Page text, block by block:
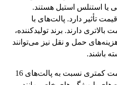
یا استنلس استیل هستند.
تأثیر دارد. پالت‌های با
دارند. برند تولیدکننده،
حمل و نقل نیز می‌توانند
باشند.
پالت‌های 12 عددی معمولاً قیمت کمتری نسبت به پالت‌های 16